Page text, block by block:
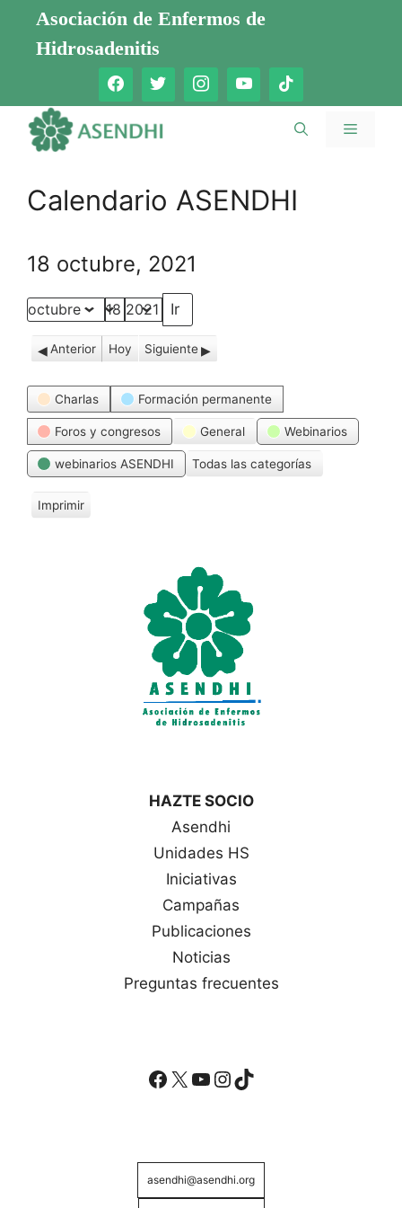
Saltar
contenido
Asociación de Enfermos de
Hidrosadenitis
Menú
Calendario ASENDHI
18 octubre, 2021
Mes
Día
Año
Anterior Hoy Siguiente
Categorías
Charlas Formación permanente
Foros y congresos General Webinarios
webinarios ASENDHI Todas las categorías
Imprimir
V
HAZTE SOCIO
Asendhi
Unidades HS
Iniciativas
Campañas
Publicaciones
Noticias
Preguntas frecuentes
Facebook
X YouTube
Instagram
TikTok
asendhi@asendhi.org